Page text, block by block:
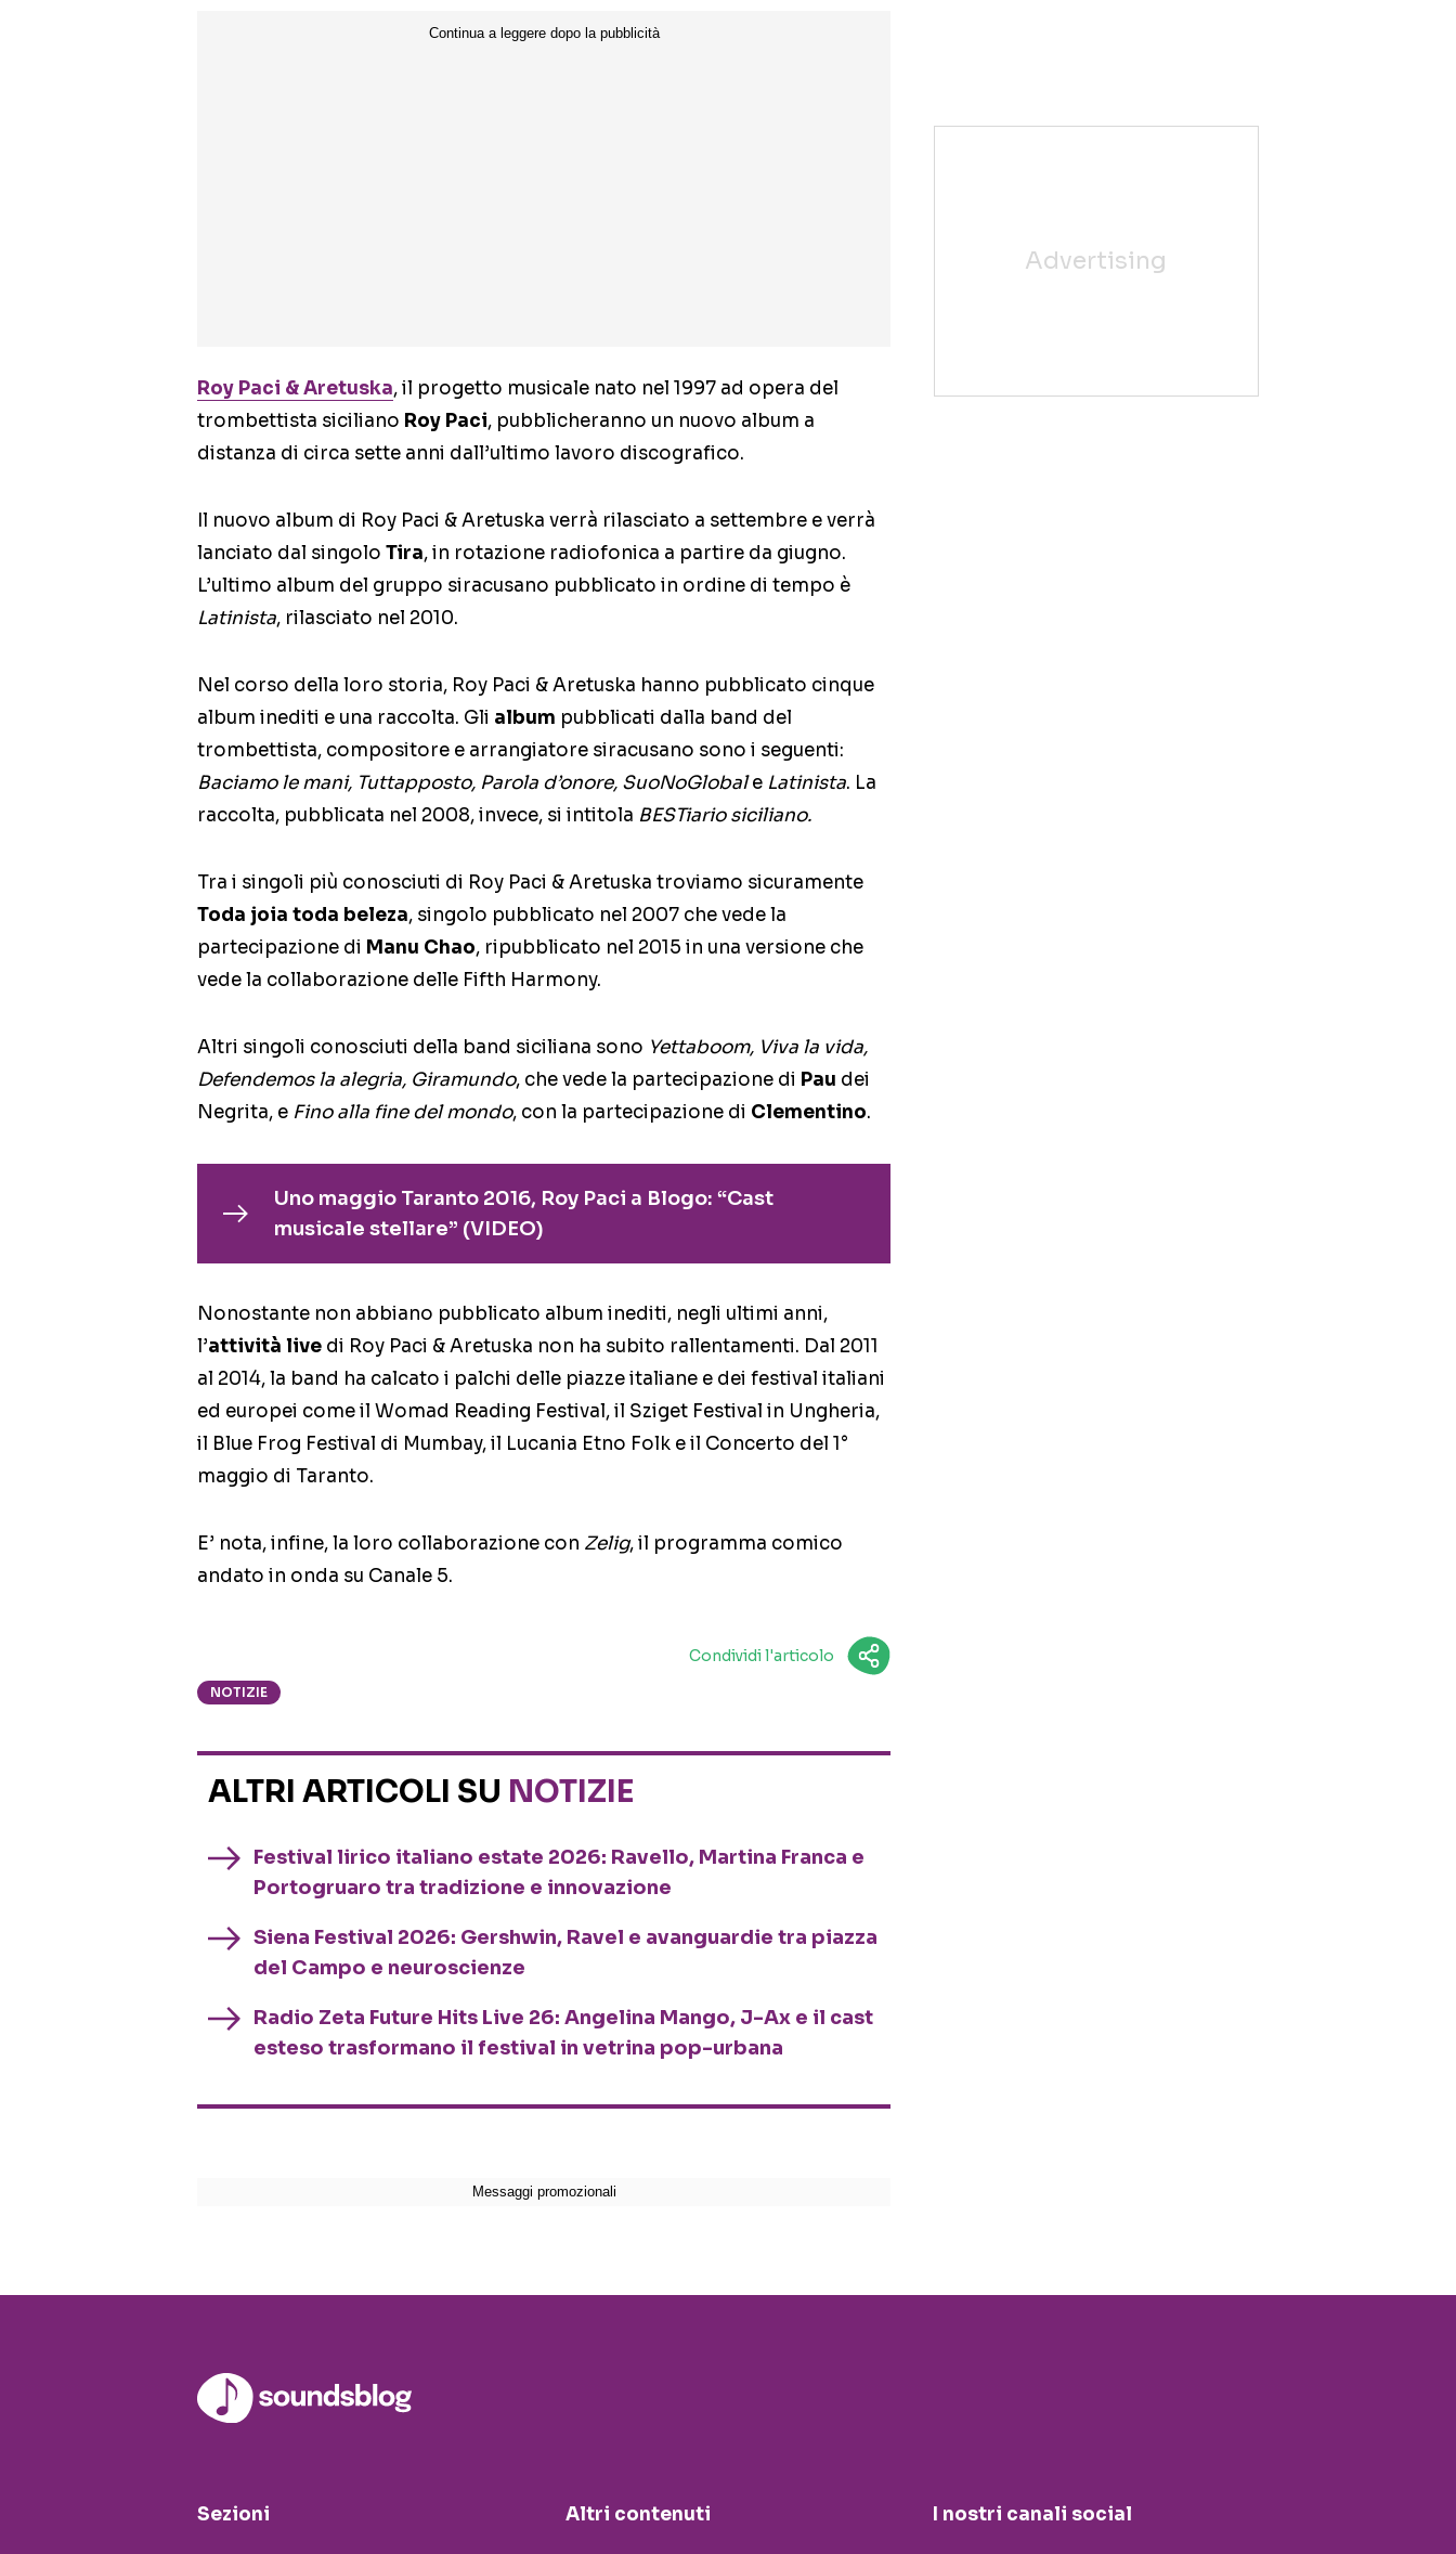
Roy Paci & Aretuska, il progetto musicale nato nel 1997 ad opera del
trombettista siciliano Roy Paci, pubblicheranno un nuovo album a
distanza di circa sette anni dall’ultimo lavoro discografico.
Il nuovo album di Roy Paci & Aretuska verrà rilasciato a settembre e verrà
lanciato dal singolo Tira, in rotazione radiofonica a partire da giugno.
L’ultimo album del gruppo siracusano pubblicato in ordine di tempo è
Latinista, rilasciato nel 2010.
Nel corso della loro storia, Roy Paci & Aretuska hanno pubblicato cinque
album inediti e una raccolta. Gli album pubblicati dalla band del
trombettista, compositore e arrangiatore siracusano sono i seguenti:
Baciamo le mani, Tuttapposto, Parola d’onore, SuoNoGlobale Latinista. La
raccolta, pubblicata nel 2008, invece, si intitola BESTiario siciliano.
Tra i singoli più conosciuti di Roy Paci & Aretuska troviamo sicuramente
Toda joia toda beleza, singolo pubblicato nel 2007 che vede la
partecipazione di Manu Chao, ripubblicato nel 2015 in una versione che
vede la collaborazione delle Fifth Harmony.
Altri singoli conosciuti della band siciliana sono Yettaboom, Viva la vida,
Defendemos la alegria, Giramundo, che vede la partecipazione di Pau dei
Negrita, e Fino alla fine del mondo, con la partecipazione di Clementino.
Uno maggio Taranto 2016, Roy Paci a Blogo: “Cast
musicale stellare” (VIDEO)
Nonostante non abbiano pubblicato album inediti, negli ultimi anni,
l’attività live di Roy Paci & Aretuska non ha subito rallentamenti. Dal 2011
al 2014, la band ha calcato i palchi delle piazze italiane e dei festival italiani
ed europei come il Womad Reading Festival, il Sziget Festival in Ungheria,
il Blue Frog Festival di Mumbay, il Lucania Etno Folk e il Concerto del 1°
maggio di Taranto.
E’ nota, infine, la loro collaborazione con Zelig, il programma comico
andato in onda su Canale 5.
Condividi l'articolo
NOTIZIE
ALTRI ARTICOLI SU NOTIZIE
Festival lirico italiano estate 2026: Ravello, Martina Franca e
Portogruaro tra tradizione e innovazione
Siena Festival 2026: Gershwin, Ravel e avanguardie tra piazza
del Campo e neuroscienze
Radio Zeta Future Hits Live 26: Angelina Mango, J-Ax e il cast
esteso trasformano il festival in vetrina pop-urbana
Sezioni Altri contenuti I nostri canali social